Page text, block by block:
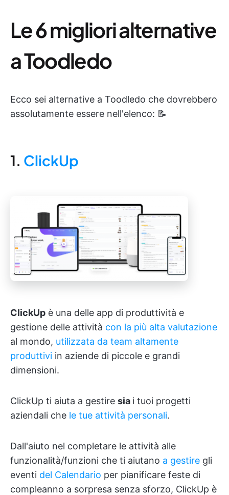
Le 6 migliori alternative
a Toodledo
Ecco sei alternative a Toodledo che dovrebbero
assolutamente essere nell'elenco: 📝
1. ClickUp
ClickUp è una delle app di produttività e
gestione delle attività con la più alta valutazione
al mondo, utilizzata da team altamente
produttivi in aziende di piccole e grandi
dimensioni.
ClickUp ti aiuta a gestire sia i tuoi progetti
aziendali che le tue attività personali.
Dall'aiuto nel completare le attività alle
funzionalità/funzioni che ti aiutano a gestire gli
eventi del Calendario per pianificare feste di
compleanno a sorpresa senza sforzo, ClickUp è